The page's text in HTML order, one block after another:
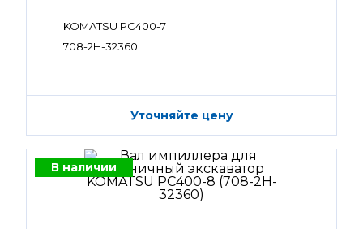
KOMATSU PC400-7
708-2H-32360
Уточняйте цену
В наличии